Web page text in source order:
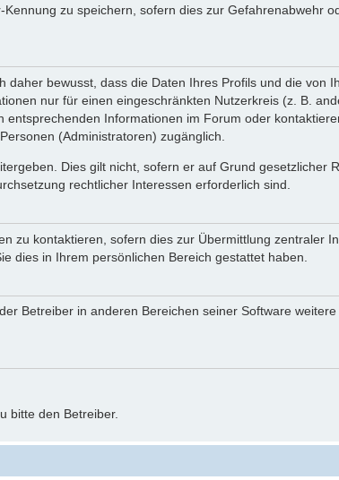
zu speichern, sofern dies zur Gefahrenabwehr
bewusst, dass die Daten Ihres Profils und die von
nur für einen eingeschränkten Nutzerkreis (z. B.
Informationen im Forum oder
(Administratoren) zugänglich.
Dies gilt nicht, sofern er auf Grund gesetzlicher
rechtlicher Interessen erforderlich sind.
zu kontaktieren, sofern dies zur Übermittlung zentraler
dies in Ihrem persönlichen Bereich gestattet haben.
Betreiber in anderen Bereichen seiner Software
bitte den Betreiber.